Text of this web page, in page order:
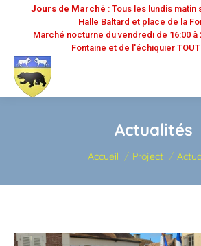
Jours de Marché : Tous les lundis matin
Halle Baltard et place de la
Marché nocturne du vendredi de 16:00 à
Fontaine et de l'échiquier
Actualités
Vous êtes ici :
Accueil Project